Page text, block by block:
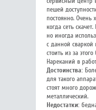
пешей
постоянно.
когда сеть
но иногда
с данной
стоить из за
Нареканий в
Достоинства:
для такого
стоят много
металлический.
Недостатки: